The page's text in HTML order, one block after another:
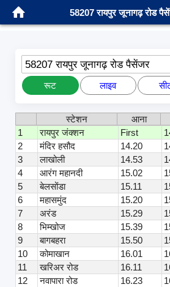
58207 रायपुर जूनागढ़ रोड
58207 रायपुर जूनागढ़ रोड पैसेंजर
रूट लाइव
स्टेशन आना
1
रायपुर जंक्शन First
2
मंदिर हसौद 14.20
3
लाखोली 14.53
4
आरंग महानदी 15.02
5
बेलसोंडा 15.11
6
महासमुंद 15.20
7
अरंड 15.29
8
भिम्खोज 15.39
9
बागबहरा 15.50
10
कोमाखान 16.01
11
खरिअर रोड 16.11
12
नवापारा रोड 16.23